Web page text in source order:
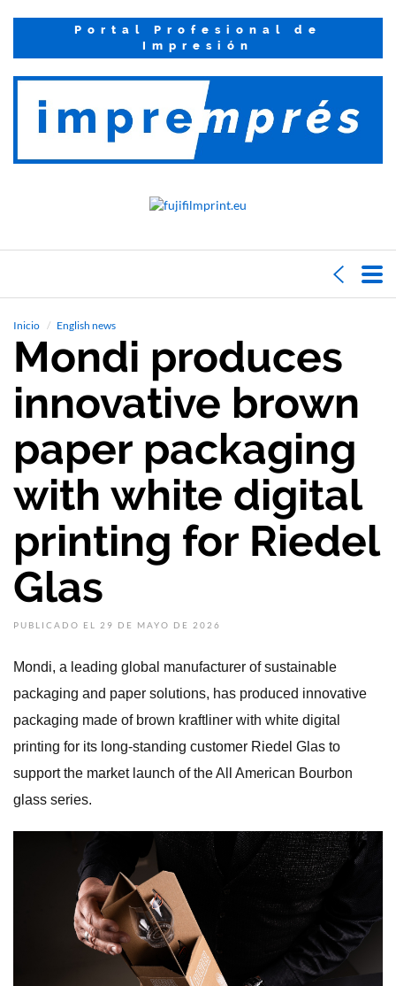
Portal Profesional de
Impresión
Inicio English news
Mondi produces
innovative brown
paper packaging
with white digital
printing for Riedel
Glas
PUBLICADO EL 29 DE MAYO DE 2026
Mondi, a leading global manufacturer of sustainable
packaging and paper solutions, has produced innovative
packaging made of brown kraftliner with white digital
printing for its long-standing customer Riedel Glas to
support the market launch of the All American Bourbon
glass series.